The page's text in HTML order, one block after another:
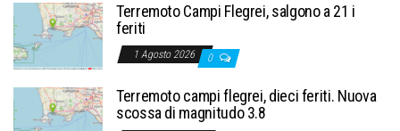
Terremoto Campi Flegrei, salgono a 21 i
feriti
1 Agosto 2026 0
Terremoto campi flegrei, dieci feriti. Nuova
scossa di magnitudo 3.8